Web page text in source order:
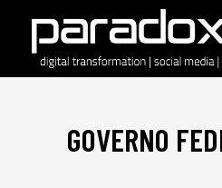
GOVERNO